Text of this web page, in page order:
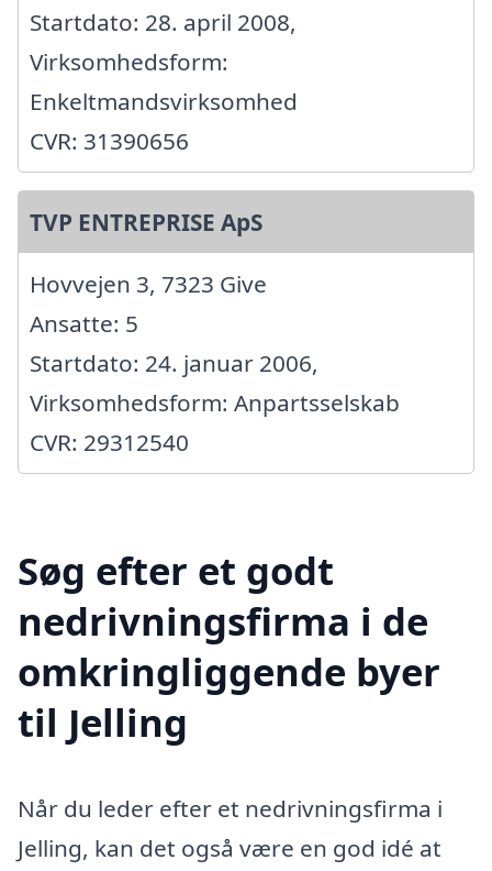
Startdato: 28. april 2008,
Virksomhedsform:
Enkeltmandsvirksomhed
CVR: 31390656
TVP ENTREPRISE ApS
Hovvejen 3, 7323 Give
Ansatte: 5
Startdato: 24. januar 2006,
Virksomhedsform: Anpartsselskab
CVR: 29312540
Søg efter et godt
nedrivningsfirma i de
omkringliggende byer
til Jelling
Når du leder efter et nedrivningsfirma i
Jelling, kan det også være en god idé at